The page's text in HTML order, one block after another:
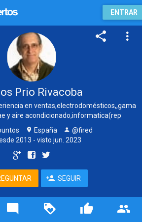
ENTRAR
Prio Rivacoba
en ventas,electrodomésticos,,gama
y aire acondicionado,informatica(rep
España
@fired
2013 - visto jun. 2023
SEGUIR